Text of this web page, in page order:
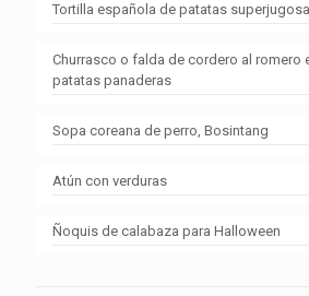
Tortilla española de patatas superjugosa
Churrasco o falda de cordero al romero
patatas panaderas
Sopa coreana de perro, Bosintang
Atún con verduras
Ñoquis de calabaza para Halloween